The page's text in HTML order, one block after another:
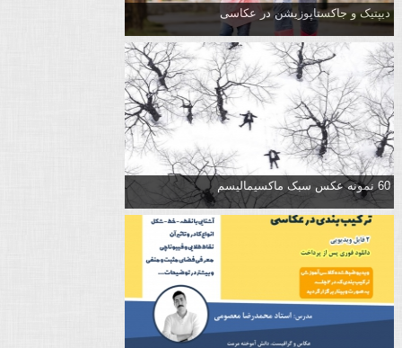
دیپتیک و جاکستا‌پوزیشن در عکاسی
60 نمونه عکس سبک ماکسیمالیسم